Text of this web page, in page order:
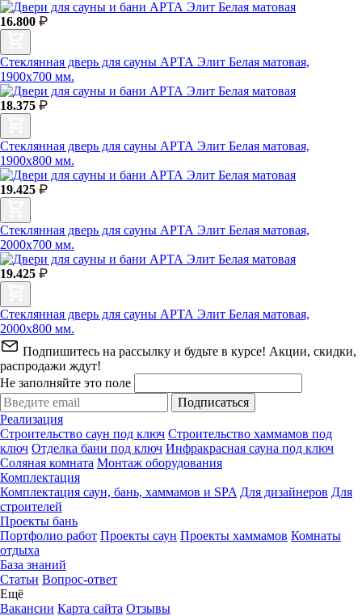
16.800
Стеклянная дверь для сауны АРТА Элит Белая матовая,
1900х700 мм.
18.375
Стеклянная дверь для сауны АРТА Элит Белая матовая,
1900х800 мм.
19.425
Стеклянная дверь для сауны АРТА Элит Белая матовая,
2000х700 мм.
19.425
Стеклянная дверь для сауны АРТА Элит Белая матовая,
2000х800 мм.
Подпишитесь на рассылку и будьте в курсе! Акции, скидки,
распродажи ждут!
Не заполняйте это поле
Подписаться
Реализация
Строительство саун под ключ Строительство хаммамов под
ключ Отделка бани под ключ Инфракрасная сауна под ключ
Соляная комната Монтаж оборудования
Комплектация
Комплектация саун, бань, хаммамов и SPA Для дизайнеров Для
строителей
Проекты бань
Портфолио работ Проекты саун Проекты хаммамов Комнаты
отдыха
База знаний
Статьи Вопрос-ответ
Ещё
Вакансии Карта сайта Отзывы